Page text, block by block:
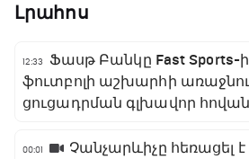
Լրահոս
12:33
Ֆասթ Բանկը Fast Sports-
ֆուտբոլի աշխարհի
ցուցադրման գլխավոր
00:01 Չանչարևիչը հեռացել է